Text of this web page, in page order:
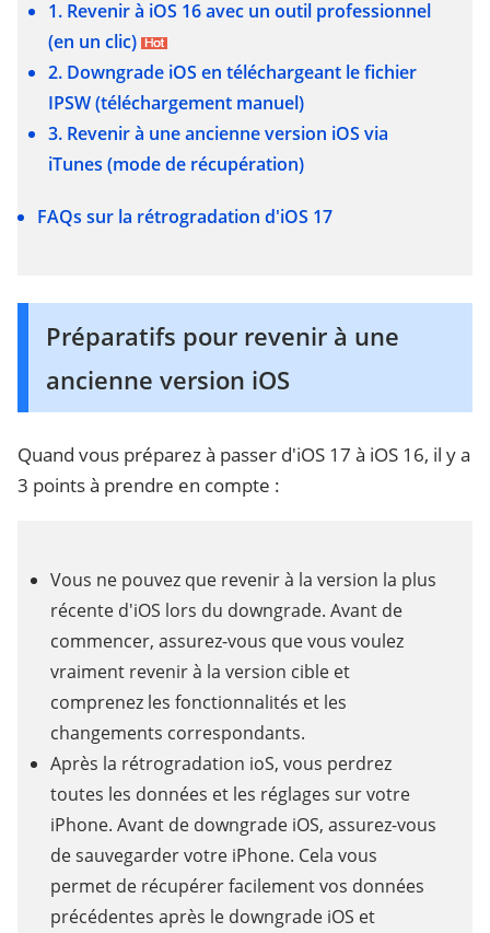
1. Revenir à iOS 16 avec un outil professionnel
(en un clic)
2. Downgrade iOS en téléchargeant le fichier
IPSW (téléchargement manuel)
3. Revenir à une ancienne version iOS via
iTunes (mode de récupération)
FAQs sur la rétrogradation d'iOS 17
Préparatifs pour revenir à une
ancienne version iOS
Quand vous préparez à passer d'iOS 17 à iOS 16, il y a
3 points à prendre en compte :
Vous ne pouvez que revenir à la version la plus
récente d'iOS lors du downgrade. Avant de
commencer, assurez-vous que vous voulez
vraiment revenir à la version cible et
comprenez les fonctionnalités et les
changements correspondants.
Après la rétrogradation ioS, vous perdrez
toutes les données et les réglages sur votre
iPhone. Avant de downgrade iOS, assurez-vous
de sauvegarder votre iPhone. Cela vous
permet de récupérer facilement vos données
précédentes après le downgrade iOS et